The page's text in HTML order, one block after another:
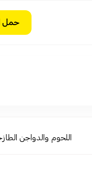
حمل
اللحوم والدواجن